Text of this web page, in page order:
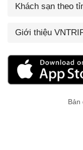
Khách sạn theo
Giới thiệu
Bản